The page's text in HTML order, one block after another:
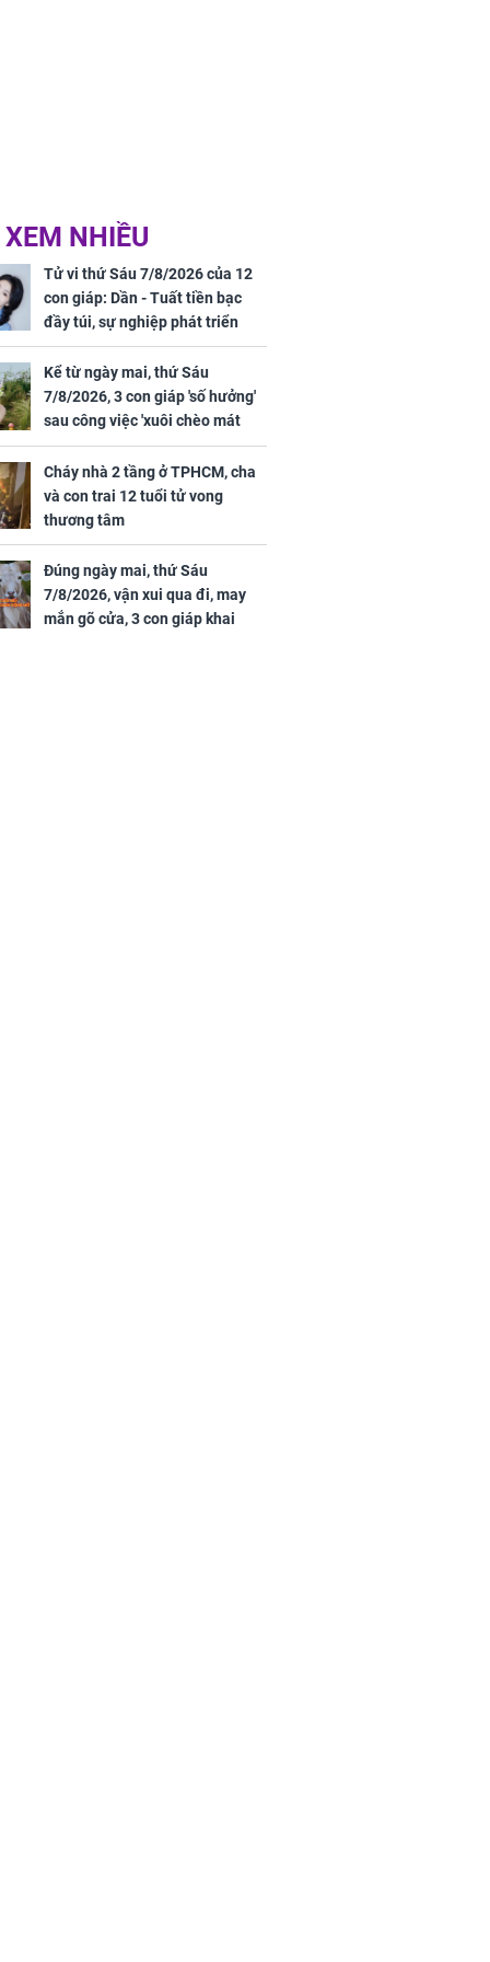
NHIỀU
Tử vi thứ Sáu 7/8/2026 của 12
con giáp: Dần - Tuất tiền bạc
đầy túi, sự nghiệp phát triển
hưng thịnh, Mão - Thân tài lộc
ảm đạm, mọi sự khó thành công
mỹ mãn
Kể từ ngày mai, thứ Sáu
7/8/2026, 3 con giáp 'số hưởng'
sau công việc 'xuôi chèo mát
mái', tiền tài 'thu về như nước',
tình duyên viên mãn
Cháy nhà 2 tầng ở TPHCM, cha
và con trai 12 tuổi tử vong
thương tâm
Đúng ngày mai, thứ Sáu
7/8/2026, vận xui qua đi, may
mắn gõ cửa, 3 con giáp khai